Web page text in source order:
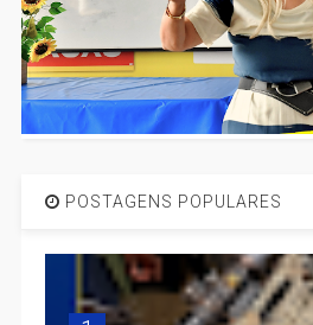
POSTAGENS POPULARES